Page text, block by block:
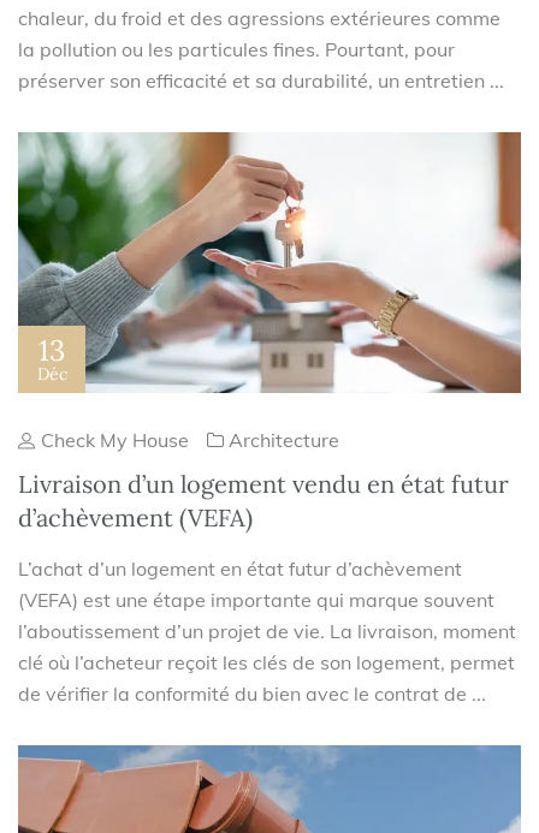
chaleur, du froid et des agressions extérieures comme
la pollution ou les particules fines. Pourtant, pour
préserver son efficacité et sa durabilité, un entretien ...
13
Déc
Check My House Architecture
Livraison d’un logement vendu en état futur
d’achèvement (VEFA)
L’achat d’un logement en état futur d’achèvement
(VEFA) est une étape importante qui marque souvent
l’aboutissement d’un projet de vie. La livraison, moment
clé où l’acheteur reçoit les clés de son logement, permet
de vérifier la conformité du bien avec le contrat de ...